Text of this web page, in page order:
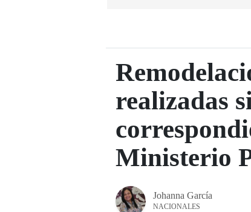
realizadas
Ministerio
Johanna García
NACIONALES